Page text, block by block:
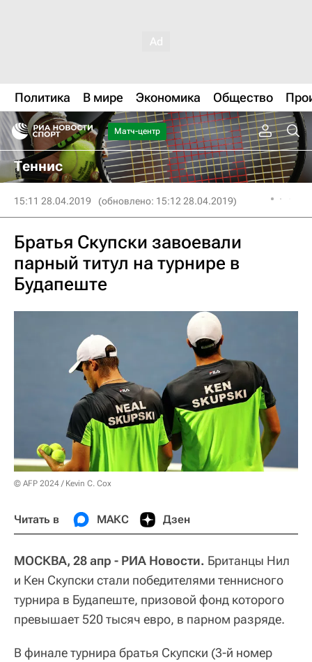
Политика В мире Экономика Общество
Матч-центр
Теннис
15:11 28.04.2019 (обновлено: 15:12 28.04.2019)
Братья Скупски завоевали
парный титул на турнире в
Будапеште
© AFP 2024 / Kevin C. Cox
Читать в МАКС Дзен
МОСКВА, 28 апр - РИА Новости. Британцы Нил
и Кен Скупски стали победителями теннисного
турнира в Будапеште, призовой фонд которого
превышает 520 тысяч евро, в парном разряде.
В финале турнира братья Скупски (3-й номер